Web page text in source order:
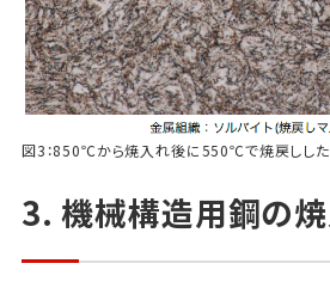
図3：850℃から焼入れ後に550℃で焼戻しし
3. 機械構造用鋼の